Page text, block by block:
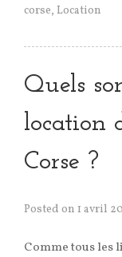
corse, Location
Quels
location
Corse ?
Posted on 1 avril
Comme tous les